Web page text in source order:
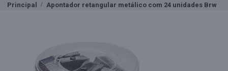
Principal Apontador retangular metálico com 24 unidades Brw